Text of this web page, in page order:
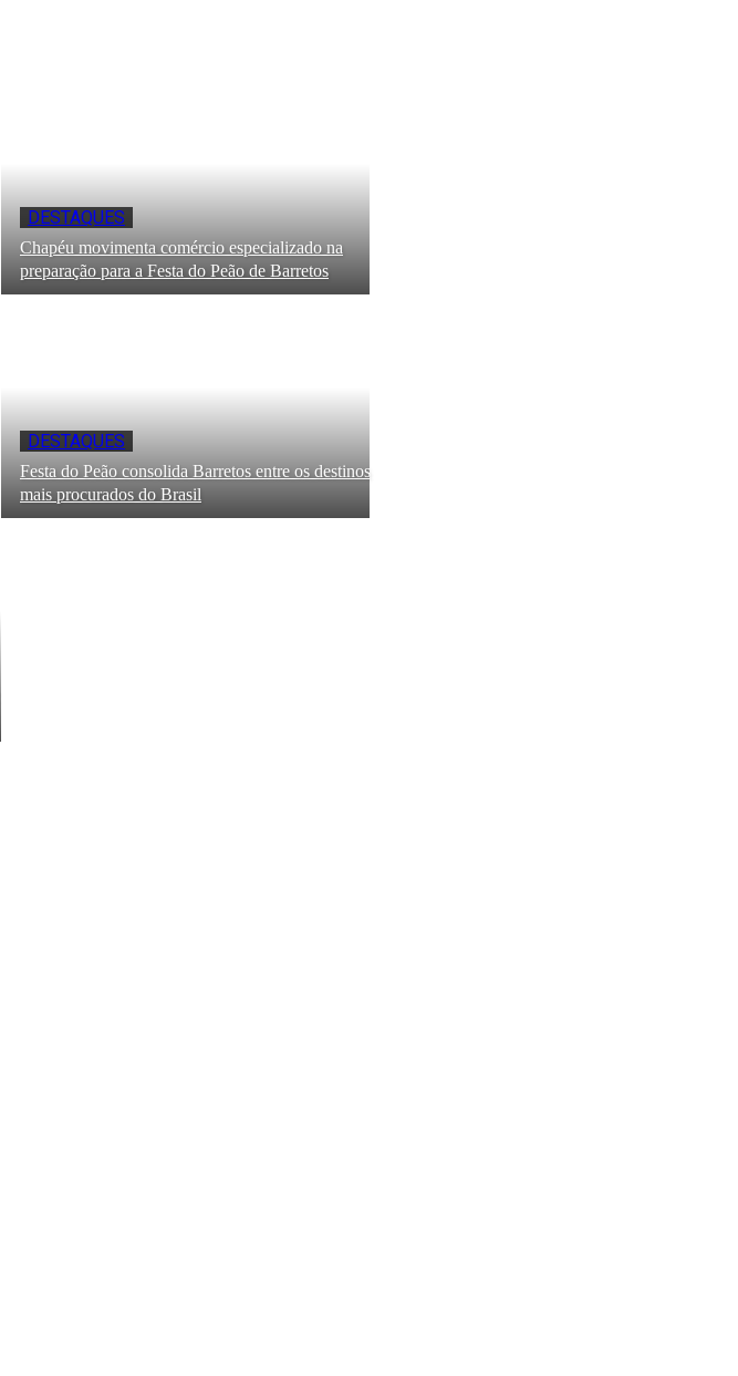
DESTAQUES
Chapéu movimenta comércio especializado na
preparação para a Festa do Peão de Barretos
DESTAQUES
Festa do Peão consolida Barretos entre os destinos
mais procurados do Brasil